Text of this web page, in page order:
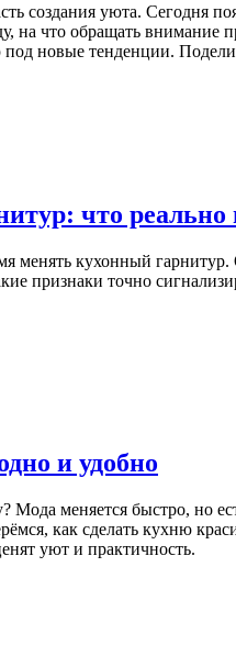
создания уюта. Сегодня
на что обращать
новые тенденции.
что реально
менять кухонный
признаки точно
и удобно
Мода меняется быстро, но
как сделать кухню
уют и практичность.